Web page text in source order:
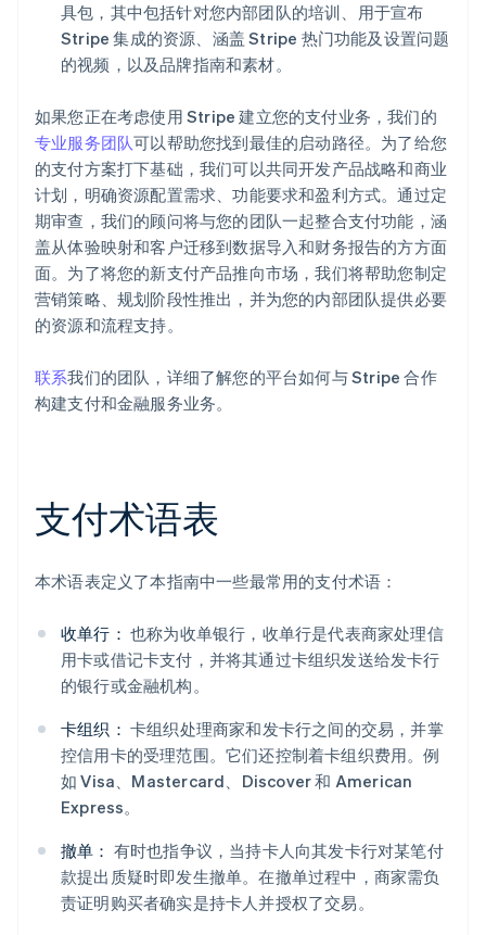
具包，其中包括针对您内部团队的培训、用于宣布
Stripe 集成的资源、涵盖 Stripe 热门功能及设置问题
的视频，以及品牌指南和素材。
如果您正在考虑使用 Stripe 建立您的支付业务，我们的
专业服务团队可以帮助您找到最佳的启动路径。为了给您
的支付方案打下基础，我们可以共同开发产品战略和商业
计划，明确资源配置需求、功能要求和盈利方式。通过定
期审查，我们的顾问将与您的团队一起整合支付功能，涵
盖从体验映射和客户迁移到数据导入和财务报告的方方面
面。为了将您的新支付产品推向市场，我们将帮助您制定
营销策略、规划阶段性推出，并为您的内部团队提供必要
的资源和流程支持。
联系我们的团队，详细了解您的平台如何与 Stripe 合作
构建支付和金融服务业务。
支付术语表
本术语表定义了本指南中一些最常用的支付术语：
收单行： 也称为收单银行，收单行是代表商家处理信
用卡或借记卡支付，并将其通过卡组织发送给发卡行
的银行或金融机构。
卡组织： 卡组织处理商家和发卡行之间的交易，并掌
控信用卡的受理范围。它们还控制着卡组织费用。例
如 Visa、Mastercard、Discover 和 American
Express。
撤单： 有时也指争议，当持卡人向其发卡行对某笔付
款提出质疑时即发生撤单。在撤单过程中，商家需负
责证明购买者确实是持卡人并授权了交易。
阿联酋
English
爱尔兰
爱沙尼亚
English
奥地利
Deutsch English